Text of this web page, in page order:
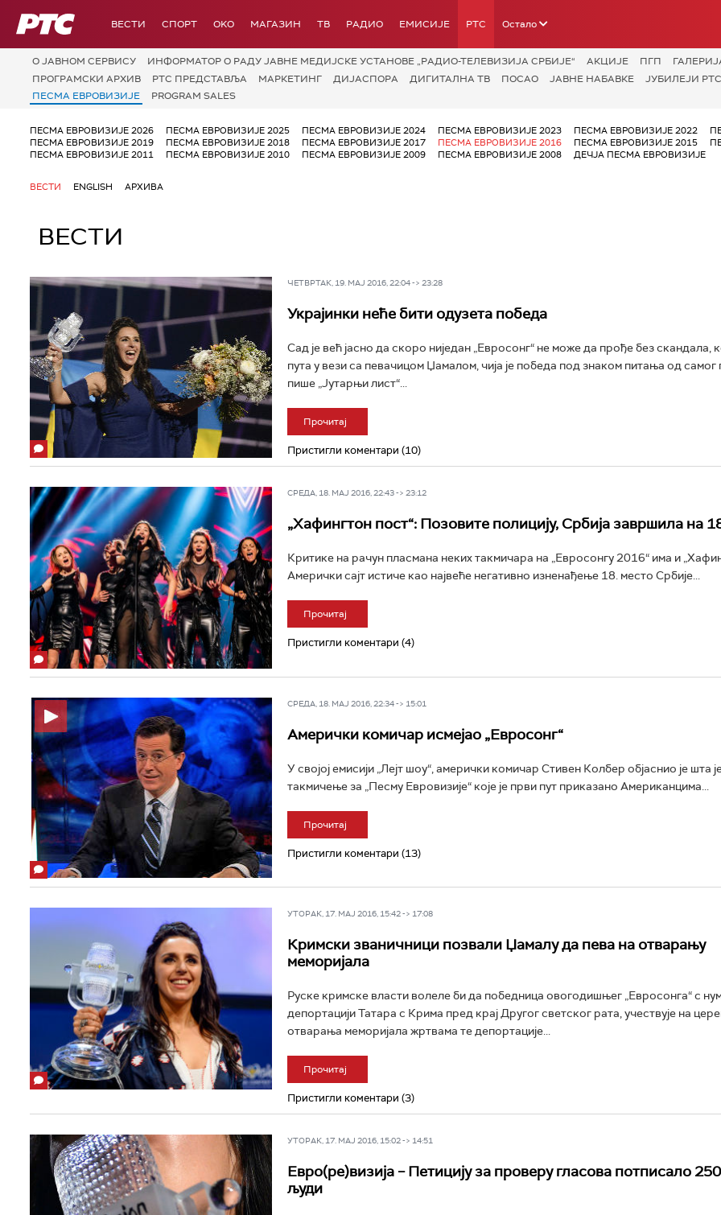
РТС ВЕСТИ СПОРТ OKO МАГАЗИН ТВ РАДИО ЕМИСИЈЕ РТС Остало
О JАВНОМ СЕРВИСУ ИНФОРМАТОР О РАДУ ЈАВНЕ МЕДИЈСКЕ УСТАНОВЕ „РАДИО-ТЕЛЕВИЗИЈА СРБИЈЕ“ АКЦИЈЕ ПГП
ПРОГРАМСКИ АРХИВ
РТС ПРЕДСТАВЉА МАРКЕТИНГ ДИЈАСПОРА ДИГИТАЛНА ТВ ПОСАО ЈАВНЕ НАБАВКЕ ЈУБИЛЕЈИ
ПЕСМА ЕВРОВИЗИЈЕ
PROGRAM SALES
ПЕСМА ЕВРОВИЗИЈЕ 2026 ПЕСМА ЕВРОВИЗИЈЕ 2025 ПЕСМА ЕВРОВИЗИЈЕ 2024 ПЕСМА ЕВРОВИЗИЈЕ 2023 ПЕСМА ЕВРОВИЗИЈЕ 2022
ПЕСМА ЕВРОВИЗИЈЕ 2019
ПЕСМА ЕВРОВИЗИЈЕ 2018 ПЕСМА ЕВРОВИЗИЈЕ 2017 ПЕСМА ЕВРОВИЗИЈЕ 2016 ПЕСМА ЕВРОВИЗИЈЕ 2015
ПЕСМА ЕВРОВИЗИЈЕ 2011
ПЕСМА ЕВРОВИЗИЈЕ 2010 ПЕСМА ЕВРОВИЗИЈЕ 2009 ПЕСМА ЕВРОВИЗИЈЕ 2008 ДЕЧЈА ПЕСМА ЕВРОВИЗИЈЕ
ВЕСТИ ENGLISH АРХИВА
ВЕСТИ
ЧЕТВРТАК, 19. МАЈ 2016, 22:04 -> 23:28
Украјинки неће бити одузета победа
Сад је већ јасно да скоро ниједан „Евросонг“ не може да прође без скандала,
пута у вези са певачицом Џамалом, чија је победа под знаком питања од самог
пише „Јутарњи лист“...
Прочитај
Пристигли коментари (10)
СРЕДА, 18. МАЈ 2016, 22:43 -> 23:12
„Хафингтон пост“: Позовите полицију, Србија завршила на
Критике на рачун пласмана неких такмичара на „Евросонгу 2016“ има и
Амерички сајт истиче као највеће негативно изненађење 18. место Србије...
Прочитај
Пристигли коментари (4)
СРЕДА, 18. МАЈ 2016, 22:34 -> 15:01
Амерички комичар исмејао „Евросонг“
У својој емисији „Лејт шоу“, амерички комичар Стивен Колбер објаснио је шта
такмичење за „Песму Евровизије“ које је први пут приказано Американцима...
Прочитај
Пристигли коментари (13)
УТОРАК, 17. МАЈ 2016, 15:42 -> 17:08
Кримски званичници позвали Џамалу да пева на отварању
меморијала
Руске кримске власти волеле би да победница овогодишњег „Евросонга“ с
депортацији Татара с Крима пред крај Другог светског рата, учествује на
отварања меморијала жртвама те депортације...
Прочитај
Пристигли коментари (3)
УТОРАК, 17. МАЈ 2016, 15:02 -> 14:51
Евро(ре)визија – Петицију за проверу гласова потписало
људи